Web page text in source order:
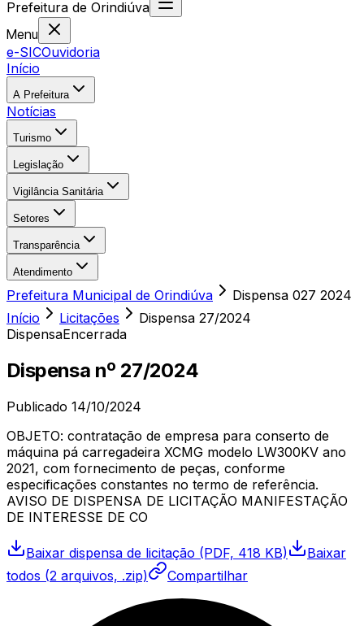
Prefeitura de Orindiúva
Menu
e-SICOuvidoria
Início
A Prefeitura
Notícias
Turismo
Legislação
Vigilância Sanitária
Setores
Transparência
Atendimento
Prefeitura Municipal de Orindiúva
Dispensa 027 2024
Início
Licitações Dispensa 27/2024
DispensaEncerrada
Dispensa nº 27/2024
Publicado 14/10/2024
OBJETO: contratação de empresa para conserto de
máquina pá carregadeira XCMG modelo LW300KV ano
2021, com fornecimento de peças, conforme
especificações constantes no termo de referência.
AVISO DE DISPENSA DE LICITAÇÃO MANIFESTAÇÃO
DE INTERESSE DE CO
Baixar dispensa de licitação (PDF, 418 KB)
Baixar
todos (2 arquivos, .zip) Compartilhar